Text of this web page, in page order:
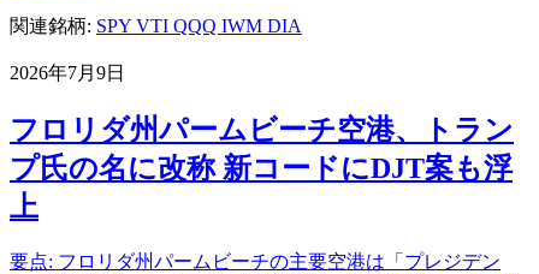
関連銘柄: SPY VTI QQQ IWM DIA
2026年7月9日
フロリダ州パームビーチ空港、トラン
プ氏の名に改称 新コードにDJT案も浮
上
要点: フロリダ州パームビーチの主要空港は「プレジデン